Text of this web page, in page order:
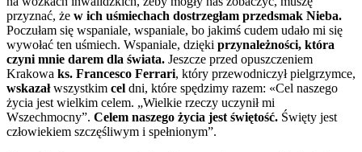
przyznać, że w ich uśmiechach dostrzegłam przedsmak Nieba.
Poczułam się wspaniale, wspaniale, bo jakimś cudem udało mi się
wywołać ten uśmiech. Wspaniale, dzięki przynależności, która
czyni mnie darem dla świata. Jeszcze przed opuszczeniem
Krakowa ks. Francesco Ferrari, który przewodniczył pielgrzymce,
wskazałwszystkim cel dni, które spędzimy razem: «Cel naszego
życia jest wielkim celem. „Wielkie rzeczy uczynił mi
Wszechmocny”. Celem naszego życia jest świętość. Święty jest
człowiekiem szczęśliwym i spełnionym”.